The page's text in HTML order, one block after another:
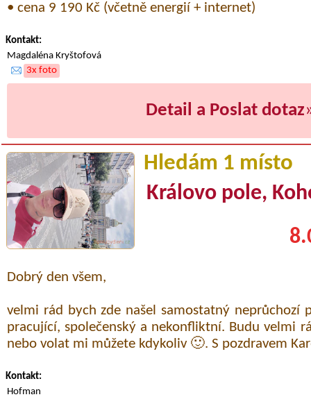
• cena 9 190 Kč (včetně energií + internet)
Kontakt:
Magdaléna Kryštofová
3x foto
Detail a Poslat dotaz
Hledám 1 místo
Královo pole,
Dobrý den všem,
velmi rád bych zde našel samostatný neprůchozí
pracující, společenský a nekonfliktní. Budu velmi
nebo volat mi můžete kdykoliv 🙂. S pozdravem
Kontakt:
Hofman